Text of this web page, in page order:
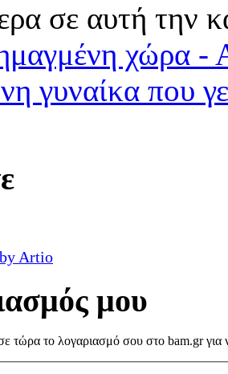
σε αυτή την
χώρα -
γυναίκα που
Artio
μου
τώρα το λογαριασμό σου στο bam.gr για